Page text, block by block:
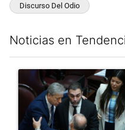
Discurso Del Odio
Noticias en
Un artículo de tendencia